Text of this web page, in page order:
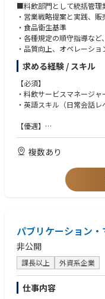
■料飲部門として統括管理
・営業戦略提案と実践、
・食品衛生基準
・各種規定の順守指導など
・品質向上、オペレーショ
・数値管理、売上管理
・スタッフの育成、教育指導
・総支配人、各セクショ
・その他、ホテル運営に
※ホテル運営に関わる業務
求める経験 / スキル
【必須】
・料飲サービスマネージ
・英語スキル（日常会話レ
【優遇】
・ホテル開業・立ち上げ
スパンの目標を一緒に共有
・宿泊・料飲などホテル
部門での幅広い知識や経
【求める人物像】
複数あり
パブリケーション・
非公開
課長以上 外資系企業
仕事内容